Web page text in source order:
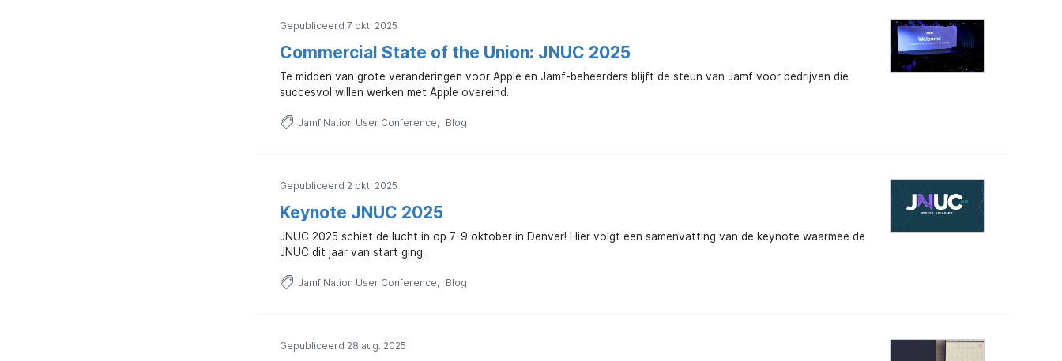
Gepubliceerd 7 okt. 2025
Commercial State of the Union: JNUC 2025
Te midden van grote veranderingen voor Apple en Jamf-beheerders blijft de steun van Jamf voor bedrijven die
succesvol willen werken met Apple overeind.
Jamf Nation User Conference Blog
Gepubliceerd 2 okt. 2025
Keynote JNUC 2025
JNUC 2025 schiet de lucht in op 7-9 oktober in Denver! Hier volgt een samenvatting van de keynote waarmee de
JNUC dit jaar van start ging.
Jamf Nation User Conference Blog
Gepubliceerd 28 aug. 2025